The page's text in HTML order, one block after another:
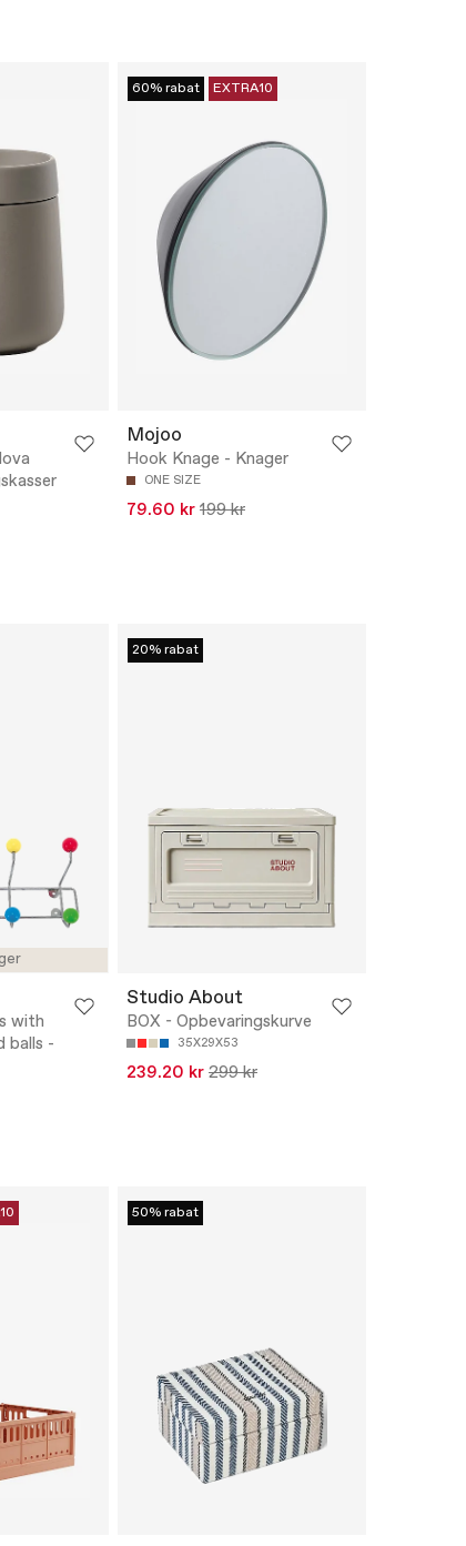
60% rabat EXTRA10
Mojoo
Hook Knage - Knager
ONE SIZE
79.60 kr 199 kr
with
balls -
20% rabat
Studio About
BOX - Opbevaringskurve
35X29X53
239.20 kr 299 kr
50% rabat